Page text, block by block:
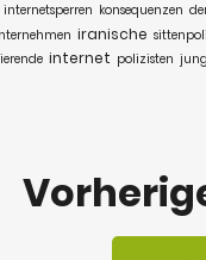
internetsperren konsequenzen
iranische
internet polizisten